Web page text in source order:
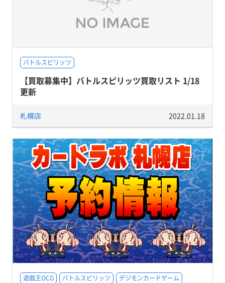
バトルスピリッツ
【買取募集中】バトルスピリッツ買取リスト 1/18
更新
札幌店 2022.01.18
遊戯王OCG バトルスピリッツ
デジモンカードゲーム